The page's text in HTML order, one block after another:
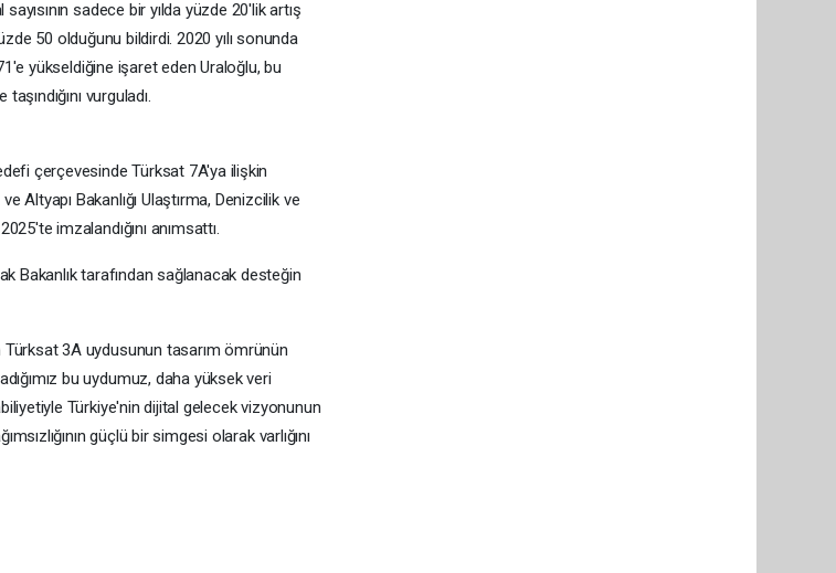
sadece bir yılda yüzde 20'lik artış
50 olduğunu bildirdi. 2020 yılı sonunda
yükseldiğine işaret eden Uraloğlu, bu
vurguladı.
çerçevesinde Türksat 7A'ya ilişkin
Altyapı Bakanlığı Ulaştırma, Denizcilik ve
imzalandığını anımsattı.
Bakanlık tarafından sağlanacak desteğin
3A uydusunun tasarım ömrünün
bu uydumuz, daha yüksek veri
Türkiye'nin dijital gelecek vizyonunun
güçlü bir simgesi olarak varlığını